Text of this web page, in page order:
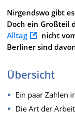
Nirgendswo gibt
Doch ein Großteil
Alltag
nicht
Berliner sind
Übersicht
Ein paar Zahlen
Die Art der Arbeit